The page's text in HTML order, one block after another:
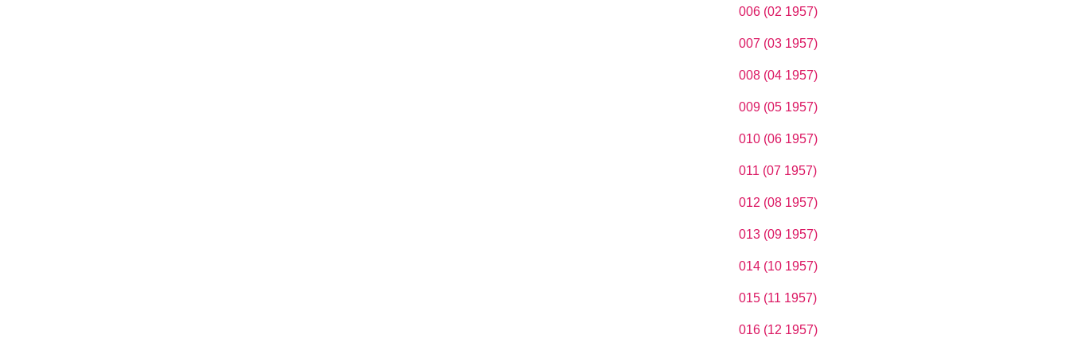
006 (02 1957)
007 (03 1957)
008 (04 1957)
009 (05 1957)
010 (06 1957)
011 (07 1957)
012 (08 1957)
013 (09 1957)
014 (10 1957)
015 (11 1957)
016 (12 1957)